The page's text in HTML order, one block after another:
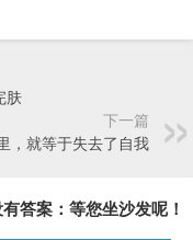
肤
下一篇
，就等于失去了自我
答案：等您坐沙发呢！